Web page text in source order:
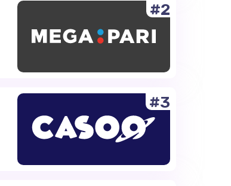
#2
#3